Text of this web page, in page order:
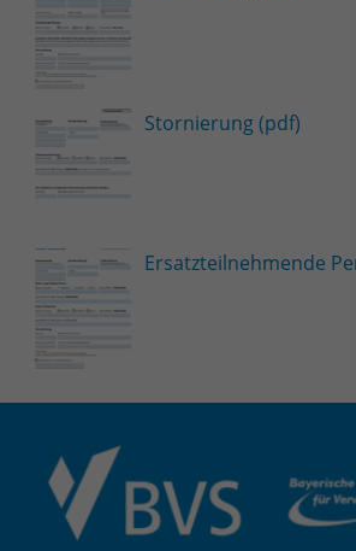
Stornierung (pdf)
Ersatzteilnehmende